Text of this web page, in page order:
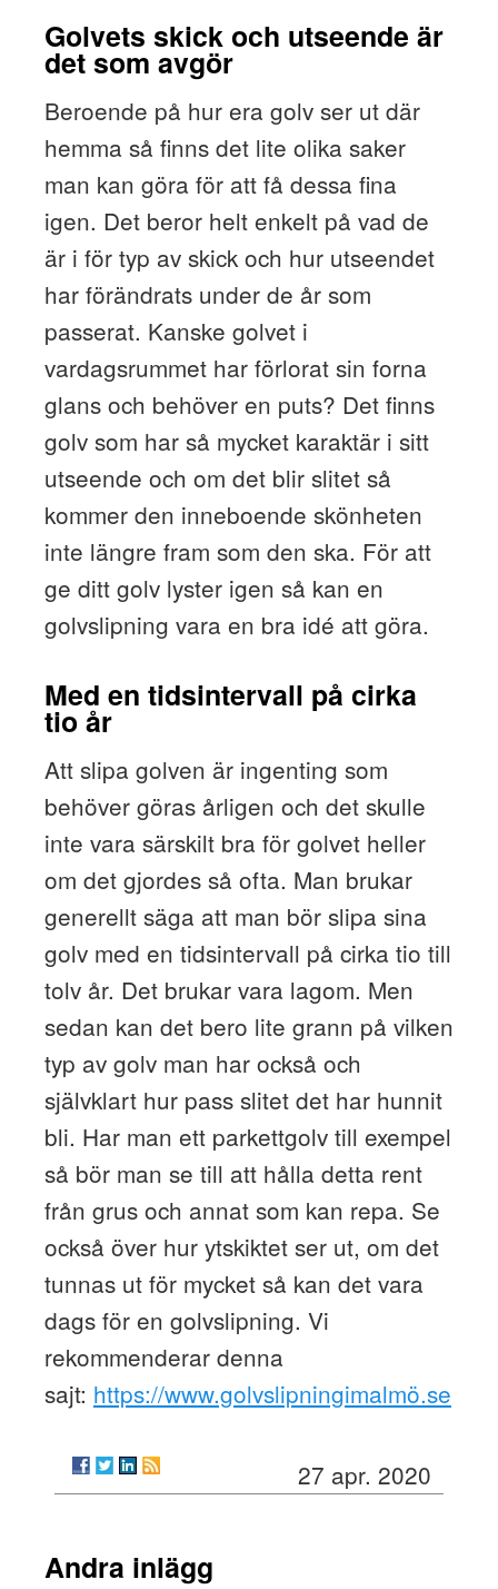
Golvets skick och utseende är
det som avgör
Beroende på hur era golv ser ut där
hemma så finns det lite olika saker
man kan göra för att få dessa fina
igen. Det beror helt enkelt på vad de
är i för typ av skick och hur utseendet
har förändrats under de år som
passerat. Kanske golvet i
vardagsrummet har förlorat sin forna
glans och behöver en puts? Det finns
golv som har så mycket karaktär i sitt
utseende och om det blir slitet så
kommer den inneboende skönheten
inte längre fram som den ska. För att
ge ditt golv lyster igen så kan en
golvslipning vara en bra idé att göra.
Med en tidsintervall på cirka
tio år
Att slipa golven är ingenting som
behöver göras årligen och det skulle
inte vara särskilt bra för golvet heller
om det gjordes så ofta. Man brukar
generellt säga att man bör slipa sina
golv med en tidsintervall på cirka tio till
tolv år. Det brukar vara lagom. Men
sedan kan det bero lite grann på vilken
typ av golv man har också och
självklart hur pass slitet det har hunnit
bli. Har man ett parkettgolv till exempel
så bör man se till att hålla detta rent
från grus och annat som kan repa. Se
också över hur ytskiktet ser ut, om det
tunnas ut för mycket så kan det vara
dags för en golvslipning. Vi
rekommenderar denna
sajt: https://www.golvslipningimalmö.se
27 apr. 2020
Andra inlägg